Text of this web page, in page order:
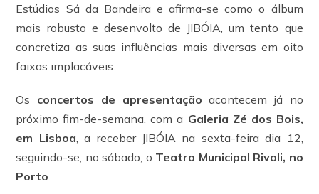
Estúdios Sá da Bandeira e afirma-se como o álbum
mais robusto e desenvolto de JIBÓIA, um tento que
concretiza as suas influências mais diversas em oito
faixas implacáveis.
Os concertos de apresentação acontecem já no
próximo fim-de-semana, com a Galeria Zé dos Bois,
em Lisboa , a receber JIBÓIA na sexta-feira dia 12,
seguindo-se, no sábado, o Teatro Municipal Rivoli, no
Porto